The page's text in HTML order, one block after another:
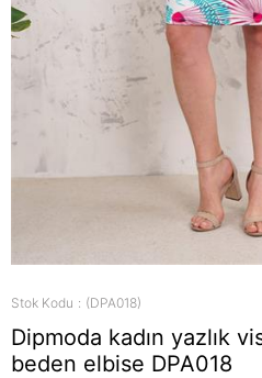
Stok Kodu (DPA018)
Dipmoda kadın yazlık
beden elbise DPA018